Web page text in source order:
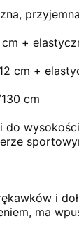
cm +
cm +
cm
do
i
ma